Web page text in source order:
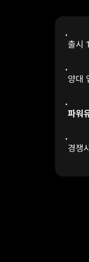
출시
양대
파워
경쟁